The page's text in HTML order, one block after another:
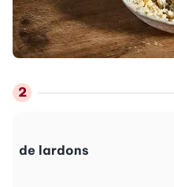
de lardons